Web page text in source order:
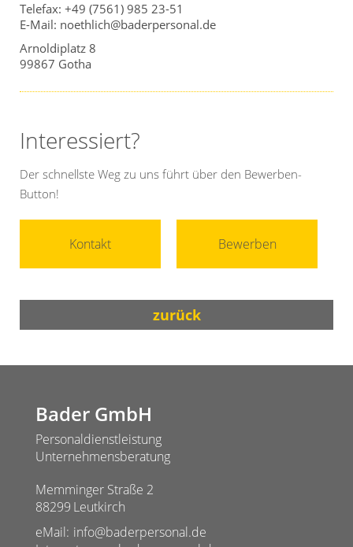
Telefax: +49 (7561) 985 23-51
E-Mail: noethlich@baderpersonal.de
Arnoldiplatz 8
99867 Gotha
Interessiert?
Der schnellste Weg zu uns führt über den Bewerben-
Button!
Kontakt Bewerben
zurück
Bader GmbH
Personaldienstleistung
Unternehmensberatung
Memminger Straße 2
88299 Leutkirch
eMail: info@baderpersonal.de